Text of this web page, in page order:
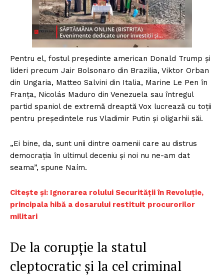
Pentru el, fostul președinte american Donald Trump și
lideri precum Jair Bolsonaro din Brazilia, Viktor Orban
din Ungaria, Matteo Salvini din Italia, Marine Le Pen în
Franța, Nicolás Maduro din Venezuela sau întregul
partid spaniol de extremă dreaptă Vox lucrează cu toții
pentru președintele rus Vladimir Putin și oligarhii săi.
„Ei bine, da, sunt unii dintre oamenii care au distrus
democrația în ultimul deceniu și noi nu ne-am dat
seama”, spune Naím.
Citește și: Ignorarea rolului Securității în Revoluție,
principala hibă a dosarului restituit procurorilor
militari
De la corupție la statul
cleptocratic și la cel criminal